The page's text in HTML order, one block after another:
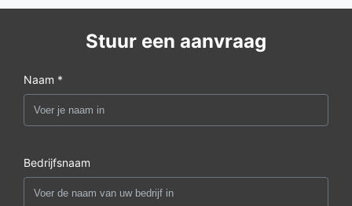
Stuur een aanvraag
Naam *
Bedrijfsnaam